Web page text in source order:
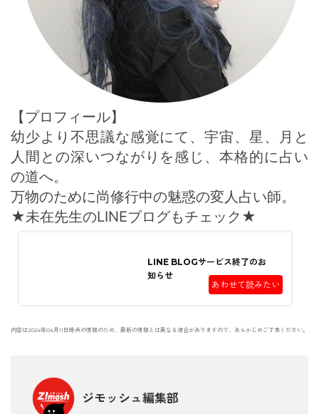
【プロフィール】
幼少より不思議な感覚にて、宇宙、星、月と
人間との深いつながりを感じ、本格的に占い
の道へ。
万物のために尚修行中の魅惑の変人占い師。
★未在先生のLINEブログもチェック★
LINE BLOGサービス終了のお
知らせ
あわせて読みたい
内容は2024年04月11日時点の情報のため、最新の情報とは異なる場合がありますので、あらかじめご了承ください。
ジモッシュ編集部